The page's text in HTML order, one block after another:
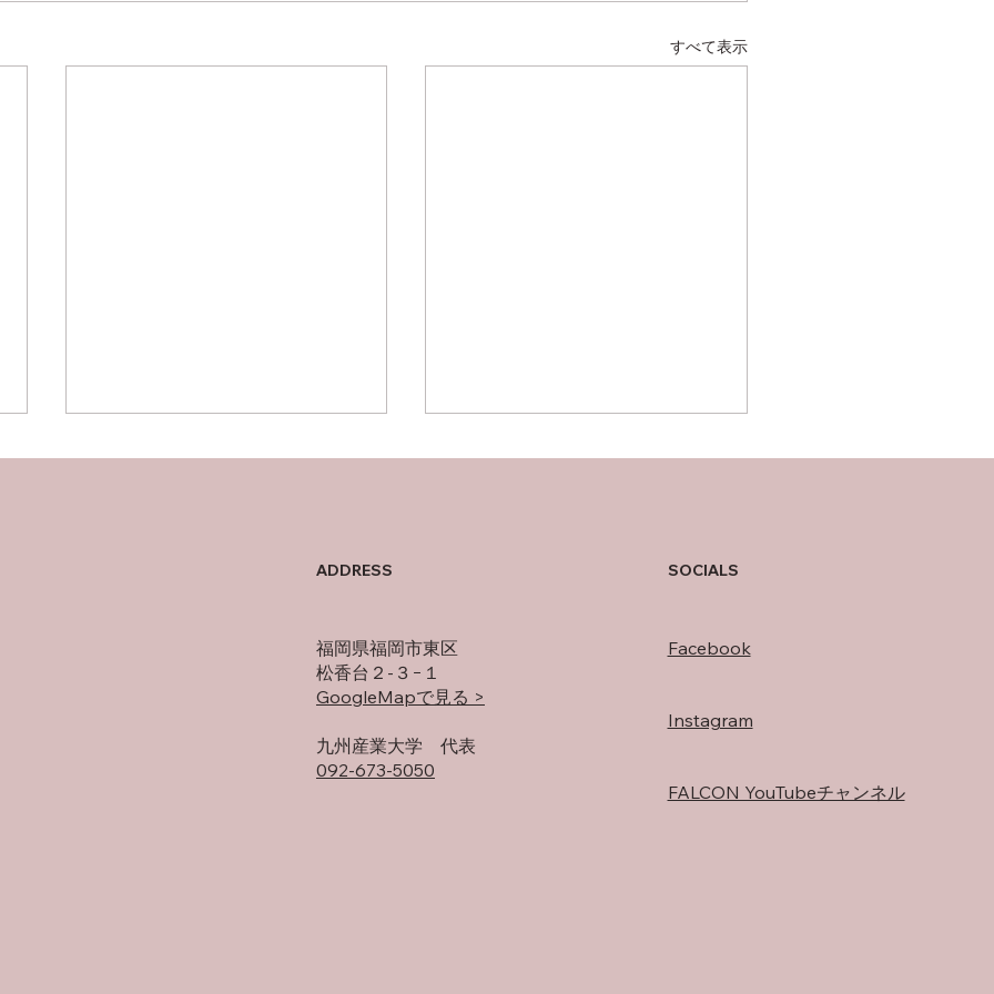
すべて表示
ADDRESS
福岡県福岡市東区
松香台２-３−１
GoogleMapで見る >
​九州産業大学 代表
092-673-5050
SOCIALS
Facebook
Instagram
FALCON YouTubeチャンネル